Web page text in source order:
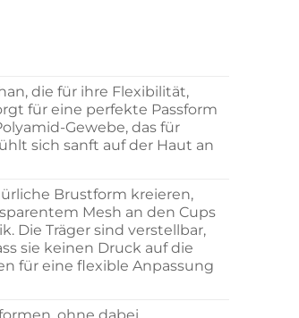
die für ihre Flexibilität,
für eine perfekte Passform
Gewebe, das für
sich sanft auf der Haut an
Brustform kreieren,
Mesh an den Cups
Die Träger sind verstellbar,
sie keinen Druck auf die
für eine flexible Anpassung